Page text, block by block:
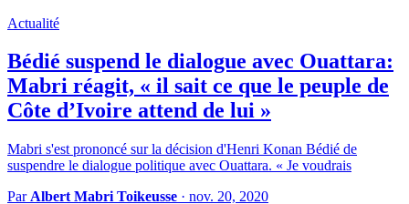
Actualité
Bédié suspend le dialogue avec Ouattara:
Mabri réagit, « il sait ce que le peuple de
Côte d’Ivoire attend de lui »
Mabri s'est prononcé sur la décision d'Henri Konan Bédié de
suspendre le dialogue politique avec Ouattara. « Je voudrais
Par Albert Mabri Toikeusse · nov. 20, 2020